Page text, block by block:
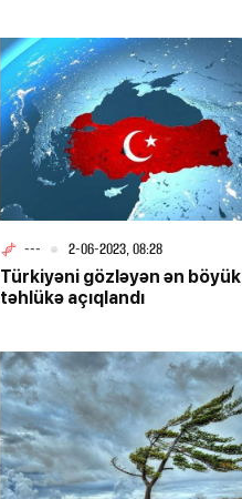
---
2-06-2023, 08:28
Türkiyəni gözləyən ən böyük
təhlükə açıqlandı